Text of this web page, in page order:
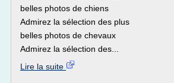
belles photos de chiens
Admirez la sélection des plus
belles photos de chevaux
Admirez la sélection des...
Lire la suite